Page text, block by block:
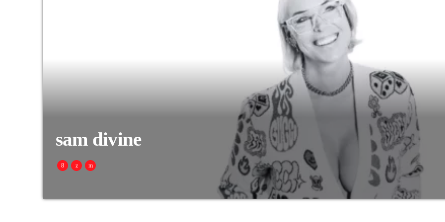
sam divine
Sam Divine komt uit Weston-super-Mare in Engeland en begon haar carrière als jonge dj in haar tienerjaren. Oorspronkelijk